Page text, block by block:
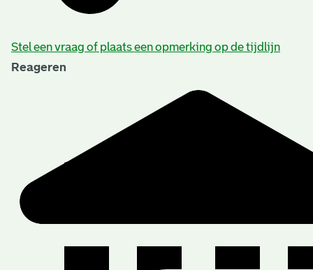
Stel een vraag of plaats een opmerking op de tijdlijn
Reageren